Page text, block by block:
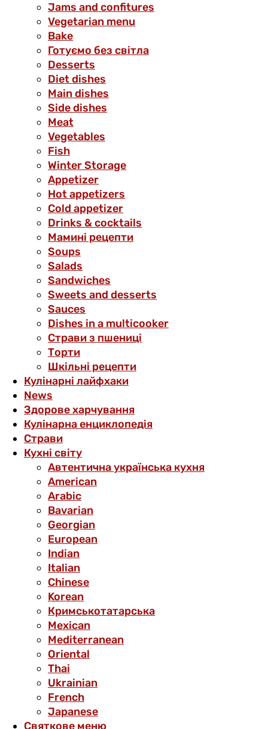
Jams and confitures
Vegetarian menu
Bake
Готуємо без світла
Desserts
Diet dishes
Main dishes
Side dishes
Meat
Vegetables
Fish
Winter Storage
Аppetizer
Hot appetizers
Cold appetizer
Drinks & cocktails
Мамині рецепти
Soups
Salads
Sandwiches
Sweets and desserts
Sauces
Dishes in a multicooker
Страви з пшениці
Торти
Шкільні рецепти
Кулінарні лайфхаки
News
Здорове харчування
Кулінарна енциклопедія
Страви
Кухні світу
Автентична українська кухня
American
Arabic
Bavarian
Georgian
European
Indian
Italian
Chinese
Korean
Кримськотатарська
Mexican
Mediterranean
Oriental
Thai
Ukrainian
French
Japanese
Святкове меню